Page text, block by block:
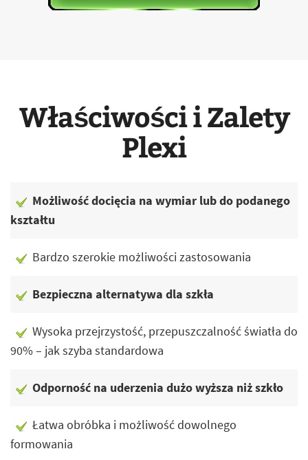
Właściwości i Zalety
Plexi
Możliwość docięcia na wymiar lub do podanego
kształtu
Bardzo szerokie możliwości zastosowania
Bezpieczna alternatywa dla szkła
Wysoka przejrzystość, przepuszczalność światła do
90% – jak szyba standardowa
Odporność na uderzenia dużo wyższa niż szkło
Łatwa obróbka i możliwość dowolnego
formowania